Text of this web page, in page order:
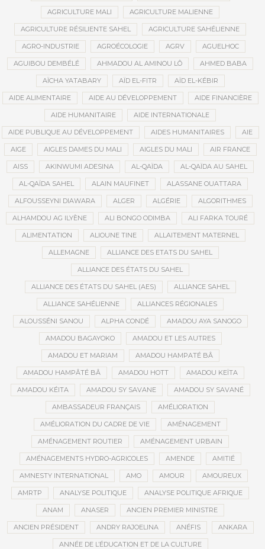
AGRICULTURE MALI AGRICULTURE MALIENNE
AGRICULTURE RÉSILIENTE SAHEL AGRICULTURE SAHÉLIENNE
AGRO-INDUSTRIE AGROÉCOLOGIE AGRV AGUELHOC
AGUIBOU DEMBÉLÉ AHMADOU AL AMINOU LÔ AHMED BABA
AÏCHA YATABARY AÏD EL-FITR AÏD EL-KÉBIR
AIDE ALIMENTAIRE AIDE AU DÉVELOPPEMENT AIDE FINANCIÈRE
AIDE HUMANITAIRE AIDE INTERNATIONALE
AIDE PUBLIQUE AU DÉVELOPPEMENT AIDES HUMANITAIRES AIE
AIGE AIGLES DAMES DU MALI AIGLES DU MALI AIR FRANCE
AISS AKINWUMI ADESINA AL-QAÏDA AL-QAÏDA AU SAHEL
AL-QAÏDA SAHEL ALAIN MAUFINET ALASSANE OUATTARA
ALFOUSSEYNI DIAWARA ALGER ALGÉRIE ALGORITHMES
ALHAMDOU AG ILYÈNE ALI BONGO ODIMBA ALI FARKA TOURÉ
ALIMENTATION ALIOUNE TINE ALLAITEMENT MATERNEL
ALLEMAGNE ALLIANCE DES ETATS DU SAHEL
ALLIANCE DES ÉTATS DU SAHEL
ALLIANCE DES ÉTATS DU SAHEL (AES) ALLIANCE SAHEL
ALLIANCE SAHÉLIENNE ALLIANCES RÉGIONALES
ALOUSSÉNI SANOU ALPHA CONDÉ AMADOU AYA SANOGO
AMADOU BAGAYOKO AMADOU ET LES AUTRES
AMADOU ET MARIAM AMADOU HAMPATÉ BÂ
AMADOU HAMPÂTÉ BÂ AMADOU HOTT AMADOU KEÏTA
AMADOU KÉITA AMADOU SY SAVANE AMADOU SY SAVANÉ
AMBASSADEUR FRANÇAIS AMÉLIORATION
AMÉLIORATION DU CADRE DE VIE AMÉNAGEMENT
AMÉNAGEMENT ROUTIER AMÉNAGEMENT URBAIN
AMÉNAGEMENTS HYDRO-AGRICOLES AMENDE AMITIÉ
AMNESTY INTERNATIONAL AMO AMOUR AMOUREUX
AMRTP ANALYSE POLITIQUE ANALYSE POLITIQUE AFRIQUE
ANAM ANASER ANCIEN PREMIER MINISTRE
ANCIEN PRÉSIDENT ANDRY RAJOELINA ANÉFIS ANKARA
ANNÉE DE L’ÉDUCATION ET DE LA CULTURE